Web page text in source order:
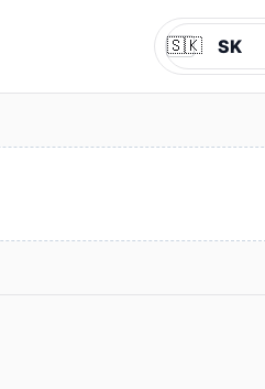
Jazyk
🇸🇰